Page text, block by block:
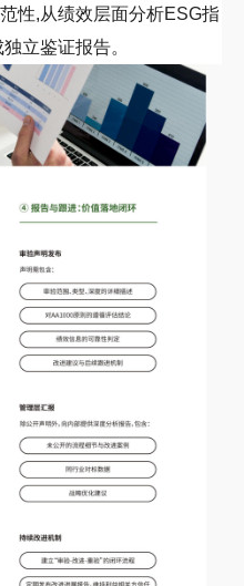
性,从绩效层面分析ESG指
立鉴证报告。